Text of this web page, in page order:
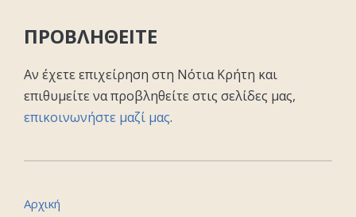
ΠΡΟΒΛΗΘΕΙΤΕ
Αν έχετε επιχείρηση στη Νότια Κρήτη και
επιθυμείτε να προβληθείτε στις σελίδες μας,
επικοινωνήστε μαζί μας.
Αρχική